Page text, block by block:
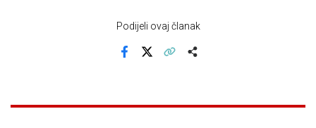
Podijeli ovaj članak